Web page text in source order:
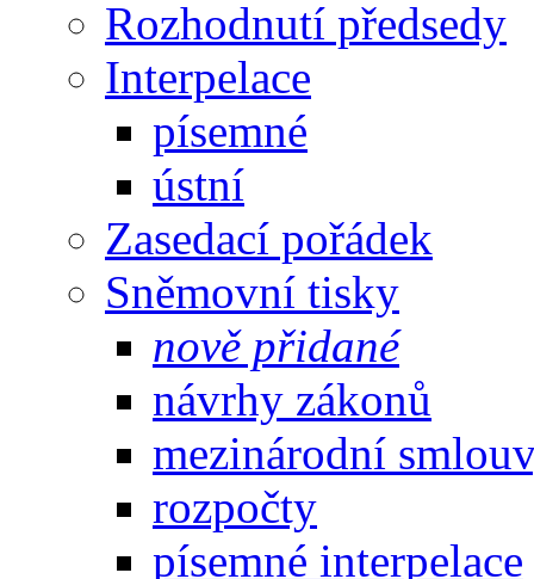
Rozhodnutí předsedy
Interpelace
písemné
ústní
Zasedací pořádek
Sněmovní tisky
nově přidané
návrhy zákonů
mezinárodní
rozpočty
písemné interpelace